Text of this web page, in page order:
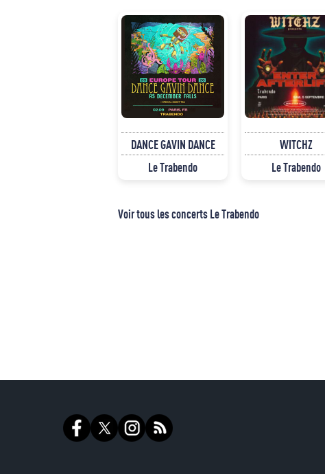
DANCE GAVIN DANCE
Le Trabendo
WITCHZ
Le Trabendo
Voir tous les concerts Le Trabendo